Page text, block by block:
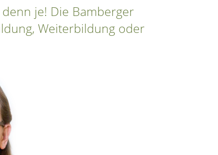
je! Die Bamberger
Weiterbildung oder